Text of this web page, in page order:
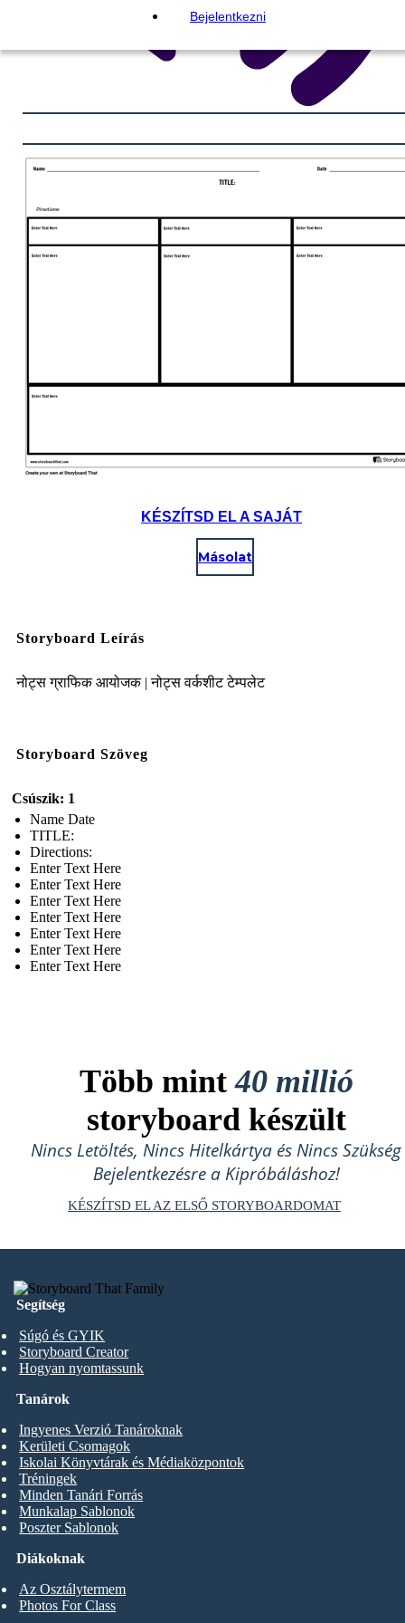
Bejelentkezni
KÉSZÍTSD EL A SAJÁT
Másolat
Storyboard Leírás
नोट्स ग्राफिक आयोजक | नोट्स वर्कशीट टेम्पलेट
Storyboard Szöveg
Csúszik: 1
Name Date
TITLE :
Directions:
Enter Text Here
Enter Text Here
Enter Text Here
Enter Text Here
Enter Text Here
Enter Text Here
Enter Text Here
Több mint40 millió
storyboard készült
Nincs Letöltés, Nincs Hitelkártya és Nincs Szükség
Bejelentkezésre a Kipróbáláshoz!
KÉSZÍTSD EL AZ ELSŐ STORYBOARDOMAT
Segítség
Súgó és GYIK
Storyboard Creator
Hogyan nyomtassunk
Diákoknak
Az Osztálytermem
Photos For Class
Tanárok
Ingyenes Verzió Tanároknak
Kerületi Csomagok
Iskolai Könyvtárak és Médiaközpontok
Tréningek
Minden Tanári Forrás
Munkalap Sablonok
Poszter Sablonok